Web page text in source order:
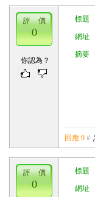
標題
網址
摘要
評 價
0
你認為？
回應 9 #
標題
網址
評 價
0